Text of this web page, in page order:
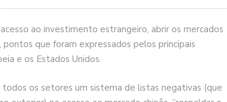
ao investimento estrangeiro, abrir os mercados
que foram expressados pelos principais
e os Estados Unidos.
todos os setores um sistema de listas negativas (que